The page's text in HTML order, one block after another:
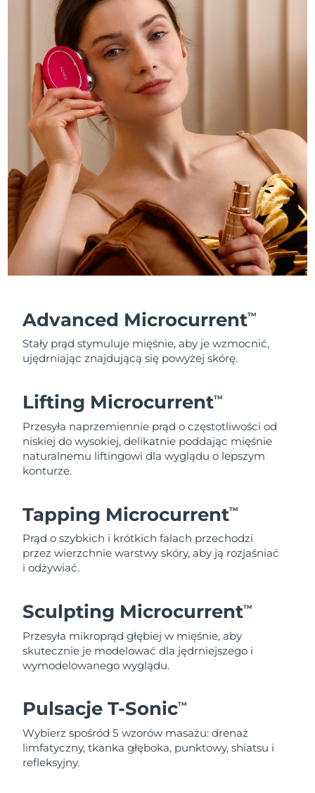
Advanced MicrocurrentTM
Stały prąd stymuluje mięśnie, aby je wzmocnić,
ujędrniając znajdującą się powyżej skórę.
Lifting MicrocurrentTM
Przesyła naprzemiennie prąd o częstotliwości od
niskiej do wysokiej, delikatnie poddając mięśnie
naturalnemu liftingowi dla wyglądu o lepszym
konturze.
Tapping MicrocurrentTM
Prąd o szybkich i krótkich falach przechodzi
przez wierzchnie warstwy skóry, aby ją rozjaśniać
i odżywiać.
Sculpting MicrocurrentTM
Przesyła mikroprąd głębiej w mięśnie, aby
skutecznie je modelować dla jędrniejszego i
wymodelowanego wyglądu.
Pulsacje T-SonicTM
Wybierz spośród 5 wzorów masażu: drenaż
limfatyczny, tkanka głęboka, punktowy, shiatsu i
refleksyjny.